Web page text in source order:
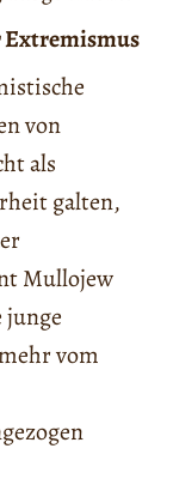
von
als
galten,
Mullojew
junge
vom